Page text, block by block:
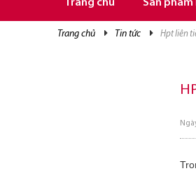
Trang chủ Sản phẩm
trang chủ tin tức hpt liên